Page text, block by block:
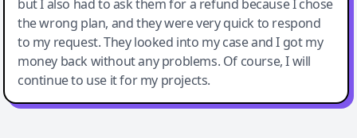
but I also had to ask them for a refund because I chose
the wrong plan, and they were very quick to respond
to my request. They looked into my case and I got my
money back without any problems. Of course, I will
continue to use it for my projects.